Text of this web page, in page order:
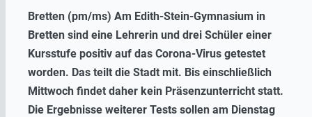
Bretten (pm/ms) Am Edith-Stein-Gymnasium in
Bretten sind eine Lehrerin und drei Schüler einer
Kursstufe positiv auf das Corona-Virus getestet
worden. Das teilt die Stadt mit. Bis einschließlich
Mittwoch findet daher kein Präsenzunterricht statt.
Die Ergebnisse weiterer Tests sollen am Dienstag